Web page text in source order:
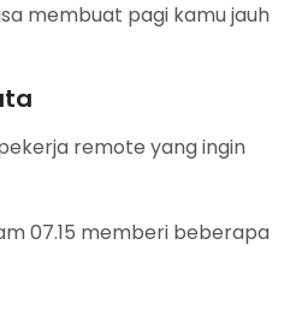
membuat pagi kamu jauh
remote yang ingin
07.15 memberi beberapa